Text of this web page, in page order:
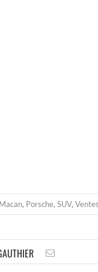
Macan, Porsche, SUV, Ventes